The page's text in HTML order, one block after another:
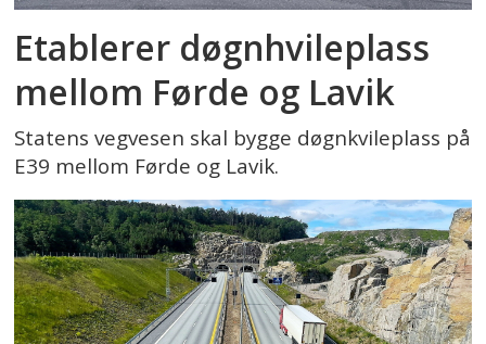
Etablerer døgnhvileplass
mellom Førde og Lavik
Statens vegvesen skal bygge døgnkvileplass på
E39 mellom Førde og Lavik.